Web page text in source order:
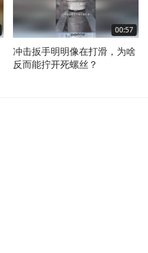
00:57
冲击扳手明明像在打滑，为啥
反而能拧开死螺丝？